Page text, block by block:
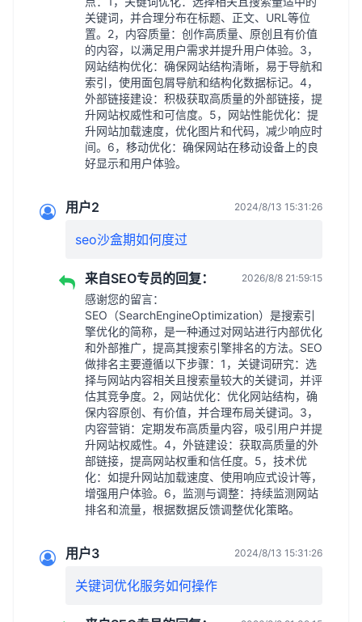
关键词，并合理分布在标题、正文、URL等位
置。2，内容质量：创作高质量、原创且有价值
的内容，以满足用户需求并提升用户体验。3，
网站结构优化：确保网站结构清晰，易于导航和
索引，使用面包屑导航和结构化数据标记。4，
外部链接建设：积极获取高质量的外部链接，提
升网站权威性和可信度。5，网站性能优化：提
升网站加载速度，优化图片和代码，减少响应时
间。6，移动优化：确保网站在移动设备上的良
好显示和用户体验。
用户2 2024/8/13 15:31:26
seo沙盒期如何度过
来自SEO专员的回复： 2026/8/8 21:59:15
感谢您的留言：
SEO（SearchEngineOptimization）是搜索引
擎优化的简称，是一种通过对网站进行内部优化
和外部推广，提高其搜索引擎排名的方法。SEO
做排名主要遵循以下步骤：1，关键词研究：选
择与网站内容相关且搜索量较大的关键词，并评
估其竞争度。2，网站优化：优化网站结构，确
保内容原创、有价值，并合理布局关键词。3，
内容营销：定期发布高质量内容，吸引用户并提
升网站权威性。4，外链建设：获取高质量的外
部链接，提高网站权重和信任度。5，技术优
化：如提升网站加载速度、使用响应式设计等，
增强用户体验。6，监测与调整：持续监测网站
排名和流量，根据数据反馈调整优化策略。
用户3 2024/8/13 15:31:26
关键词优化服务如何操作